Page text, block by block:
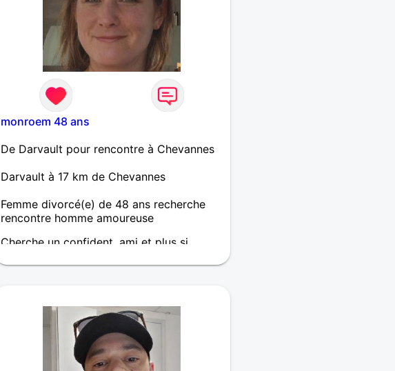
monroem 48 ans
De Darvault pour rencontre à Chevannes
Darvault à 17 km de Chevannes
Femme divorcé(e) de 48 ans recherche
rencontre homme amoureuse
Cherche un confident, ami et plus si
tête